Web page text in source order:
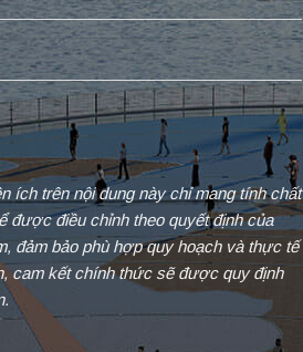
ích trên nội dung này chỉ mang tính chất
được điều chỉnh theo quyết định của
đảm bảo phù hợp quy hoạch và thực tế
cam kết chính thức sẽ được quy định